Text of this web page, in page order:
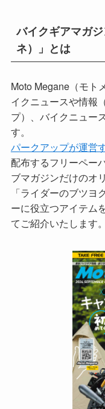
バイクギアマガ
ネ）」とは
Moto Megane（モト
イクニュースや情報
プ）、バイクニュー
す。
パークアップが運営
配布するフリーペー
ブマガジンだけのオ
「ライダーのブツ
ーに役立つアイテム
てご紹介いたします。